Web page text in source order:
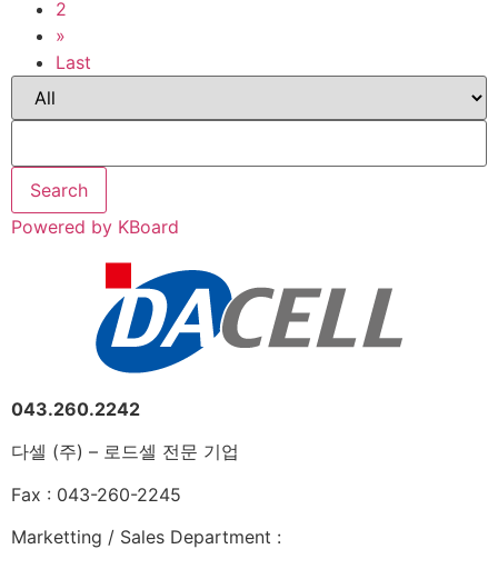
2
»
Last
Search
Powered by KBoard
043.260.2242
다셀 (주) – 로드셀 전문 기업
Fax : 043-260-2245
Marketting / Sales Department :